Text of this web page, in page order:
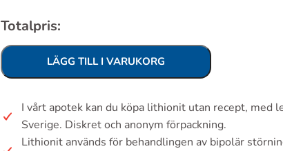
Totalpris:
LÄGG TILL I VARUKORG
I vårt apotek kan du köpa lithionit utan recept, med
Sverige. Diskret och anonym förpackning.
Lithionit används för behandlingen av bipolär